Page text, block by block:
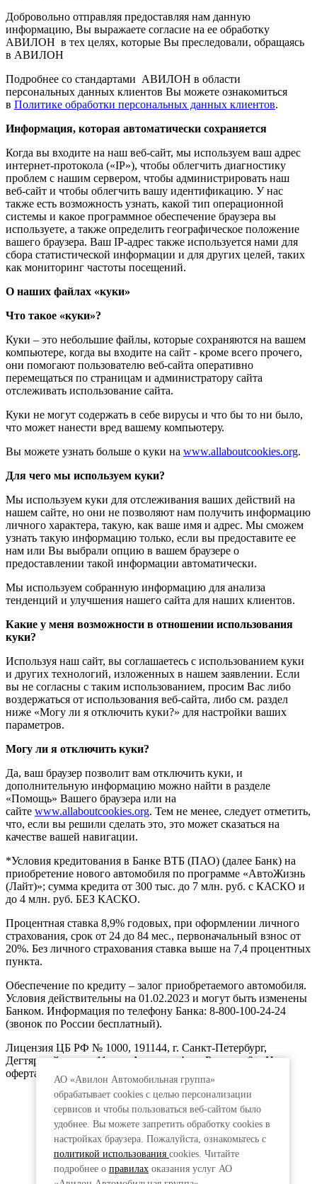
АО «Авилон Автомобильная группа»
обрабатывает cookies с целью персонализации
сервисов и чтобы пользоваться веб-сайтом было
удобнее. Вы можете запретить обработку сookies в
настройках браузера. Пожалуйста, ознакомьтесь с
политикой использования cookies. Читайте
подробнее о правилахоказания услуг АО
Добровольно отправляя предоставляя нам данную
информацию, Вы выражаете согласие на ее обработку
АВИЛОН в тех целях, которые Вы преследовали, обращаясь
в АВИЛОН
Подробнее со стандартами АВИЛОН в области
персональных данных клиентов Вы можете ознакомиться
в Политике обработки персональных данных клиентов.
Информация, которая автоматически сохраняется
Когда вы входите на наш веб-сайт, мы используем ваш адрес
интернет-протокола («IP»), чтобы облегчить диагностику
проблем с нашим сервером, чтобы администрировать наш
веб-сайт и чтобы облегчить вашу идентификацию. У нас
также есть возможность узнать, какой тип операционной
системы и какое программное обеспечение браузера вы
используете, а также определить географическое положение
вашего браузера. Ваш IP-адрес также используется нами для
сбора статистической информации и для других целей, таких
как мониторинг частоты посещений.
О наших файлах «куки»
Что такое «куки»?
Куки – это небольшие файлы, которые сохраняются на вашем
компьютере, когда вы входите на сайт - кроме всего прочего,
они помогают пользователю веб-сайта оперативно
перемещаться по страницам и администратору сайта
отслеживать использование сайта.
Куки не могут содержать в себе вирусы и что бы то ни было,
что может нанести вред вашему компьютеру.
Вы можете узнать больше о куки на www.allaboutcookies.org.
Для чего мы используем куки?
Мы используем куки для отслеживания ваших действий на
нашем сайте, но они не позволяют нам получить информацию
личного характера, такую, как ваше имя и адрес. Мы сможем
узнать такую информацию только, если вы предоставите ее
нам или Вы выбрали опцию в вашем браузере о
предоставлении такой информации автоматически.
Мы используем собранную информацию для анализа
тенденций и улучшения нашего сайта для наших клиентов.
Какие у меня возможности в отношении использования
куки?
Используя наш сайт, вы соглашаетесь с использованием куки
и других технологий, изложенных в нашем заявлении. Если
вы не согласны с таким использованием, просим Вас либо
воздержаться от использования веб-сайта, либо см. раздел
ниже «Могу ли я отключить куки?» для настройки ваших
параметров.
Могу ли я отключить куки?
Да, ваш браузер позволит вам отключить куки, и
дополнительную информацию можно найти в разделе
«Помощь» Вашего браузера или на
сайте www.allaboutcookies.org. Тем не менее, следует отметить,
что, если вы решили сделать это, это может сказаться на
качестве вашей навигации.
*Условия кредитования в Банке ВТБ (ПАО) (далее Банк) на
приобретение нового автомобиля по программе «АвтоЖизнь
(Лайт)»; сумма кредита от 300 тыс. до 7 млн. руб. с КАСКО и
до 4 млн. руб. БЕЗ КАСКО.
Процентная ставка 8,9% годовых, при оформлении личного
страхования, срок от 24 до 84 мес., первоначальный взнос от
20%. Без личного страхования ставка выше на 7,4 процентных
пункта.
Обеспечение по кредиту – залог приобретаемого автомобиля.
Условия действительны на 01.02.2023 и могут быть изменены
Банком. Информация по телефону Банка: 8-800-100-24-24
(звонок по России бесплатный).
Лицензия ЦБ РФ № 1000, 191144, г. Санкт-Петербург,
Дегтярный пер., д.11, лит.А. www.vtb.ru. Реклама 0+. Не
оферта.